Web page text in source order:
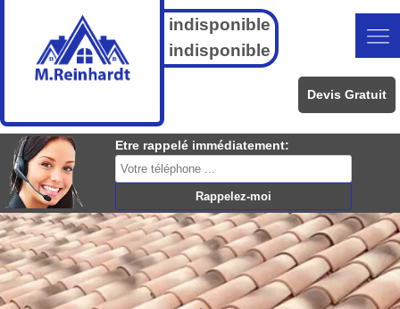
indisponible
indisponible
Devis Gratuit
Etre rappelé immédiatement: